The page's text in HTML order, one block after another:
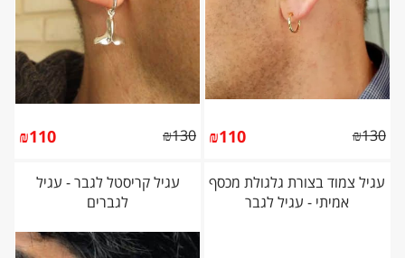
₪130
₪110
₪130
₪110
עגיל צמוד בצורת גלגולת מכסף
אמיתי - עגיל לגבר
עגיל קריסטל לגבר - עגיל
לגברים